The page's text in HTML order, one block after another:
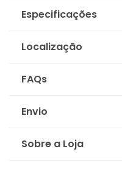
Especificações
Localização
FAQs
Envio
Sobre a Loja